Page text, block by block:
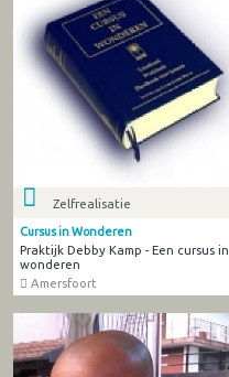
Zelfrealisatie
Cursus in Wonderen
Praktijk Debby Kamp - Een cursus in
wonderen
Amersfoort